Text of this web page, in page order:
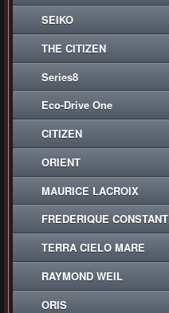
SEIKO
THE CITIZEN
Series8
Eco-Drive One
CITIZEN
ORIENT
MAURICE LACROIX
FREDERIQUE CONSTANT
TERRA CIELO MARE
RAYMOND WEIL
ORIS